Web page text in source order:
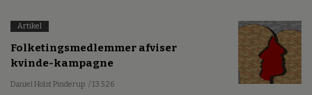
Artikel
Folketingsmedlemmer afviser
kvinde-kampagne
Daniel Holst Pinderup / 13.5.26